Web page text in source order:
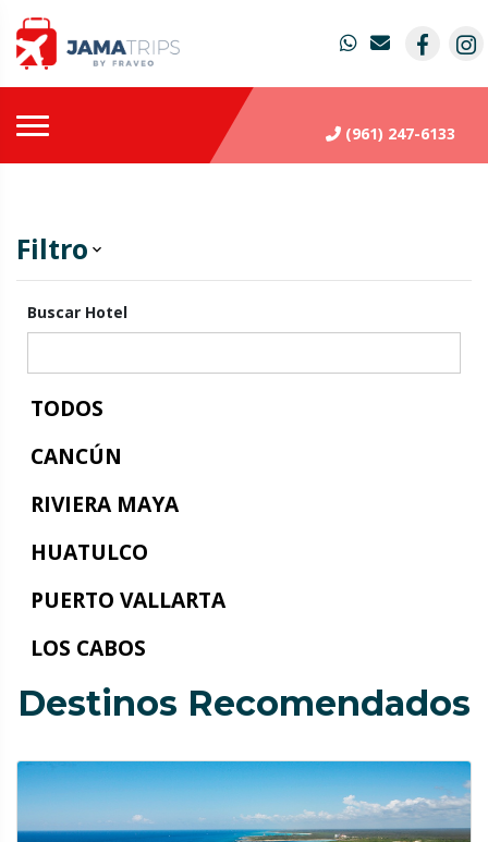
(961) 247-6133
Filtro keyboard_arrow_down
Buscar Hotel
TODOS
CANCÚN
RIVIERA MAYA
HUATULCO
PUERTO VALLARTA
LOS CABOS
Destinos Recomendados